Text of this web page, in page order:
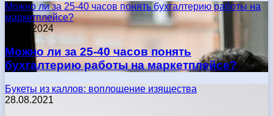
Можно ли за 25-40 часов понять бухгалтерию работы на
маркетплейсе?
17.05.2024
Можно ли за 25-40 часов понять
бухгалтерию работы на маркетплейсе?
Букеты из каллов: воплощение изящества
28.08.2021